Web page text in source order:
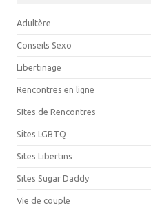
Adultère
Conseils Sexo
Libertinage
Rencontres en ligne
SItes de Rencontres
Sites LGBTQ
Sites Libertins
Sites Sugar Daddy
Vie de couple